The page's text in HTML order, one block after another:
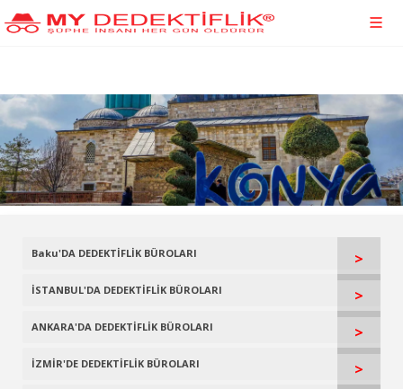
Baku'DA DEDEKTİFLİK BÜROLARI >
İSTANBUL'DA DEDEKTİFLİK BÜROLARI >
ANKARA'DA DEDEKTİFLİK BÜROLARI >
İZMİR'DE DEDEKTİFLİK BÜROLARI >